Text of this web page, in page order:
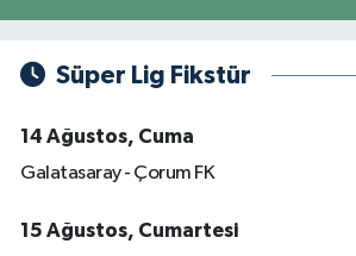
Süper Lig Fikstür
14 Ağustos, Cuma
Galatasaray - Çorum FK
15 Ağustos, Cumartesi